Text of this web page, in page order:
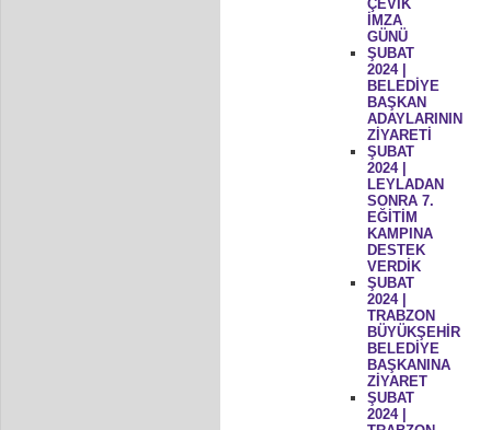
ÇEVİK
İMZA
GÜNÜ
ŞUBAT
2024 |
BELEDİYE
BAŞKAN
ADAYLARININ
ZİYARETİ
ŞUBAT
2024 |
LEYLADAN
SONRA 7.
EĞİTİM
KAMPINA
DESTEK
VERDİK
ŞUBAT
2024 |
TRABZON
BÜYÜKŞEHİR
BELEDİYE
BAŞKANINA
ZİYARET
ŞUBAT
2024 |